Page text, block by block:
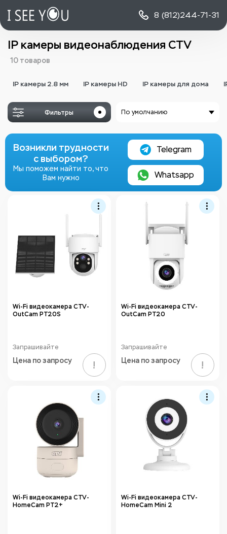
8 (812)244-71-31
IP камеры видеонаблюдения CTV
10 товаров
IP камеры 2.8 мм IP камеры HD IP камеры для дома
Фильтры По умолчанию
Возникли трудности
с выбором?
Мы поможем найти то, что
Вам нужно
Telegram
Whatsapp
Wi-Fi видеокамера CTV-
OutCam PT20S
Запрашивайте
Цена по запросу !
Wi-Fi видеокамера CTV-
OutCam PT20
Запрашивайте
Цена по запросу !
Wi-Fi видеокамера CTV-
HomeCam PT2+
Wi-Fi видеокамера CTV-
HomeCam Mini 2